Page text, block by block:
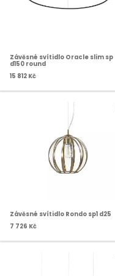
Závěsné svítidlo Oracle slim sp
d150 round
15 812 Kč
Závěsné svítidlo Rondo sp1 d25
7 726 Kč